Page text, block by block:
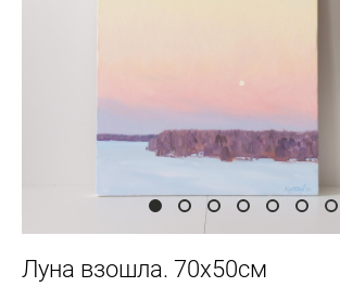
Луна взошла. 70х50см